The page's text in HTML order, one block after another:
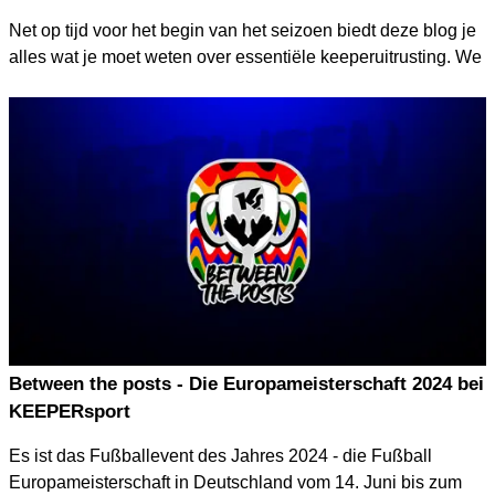
Net op tijd voor het begin van het seizoen biedt deze blog je
alles wat je moet weten over essentiële keeperuitrusting. We
hoogwaardige shirts en gespecialiseerde keeperuitrusting –
hier vind je alle belangrijke informatie om volledig uitgerust
aan het nieuwe seizoen te beginnen en je volledige
Between the posts - Die Europameisterschaft 2024 bei
KEEPERsport
Es ist das Fußballevent des Jahres 2024 - die Fußball
Europameisterschaft in Deutschland vom 14. Juni bis zum